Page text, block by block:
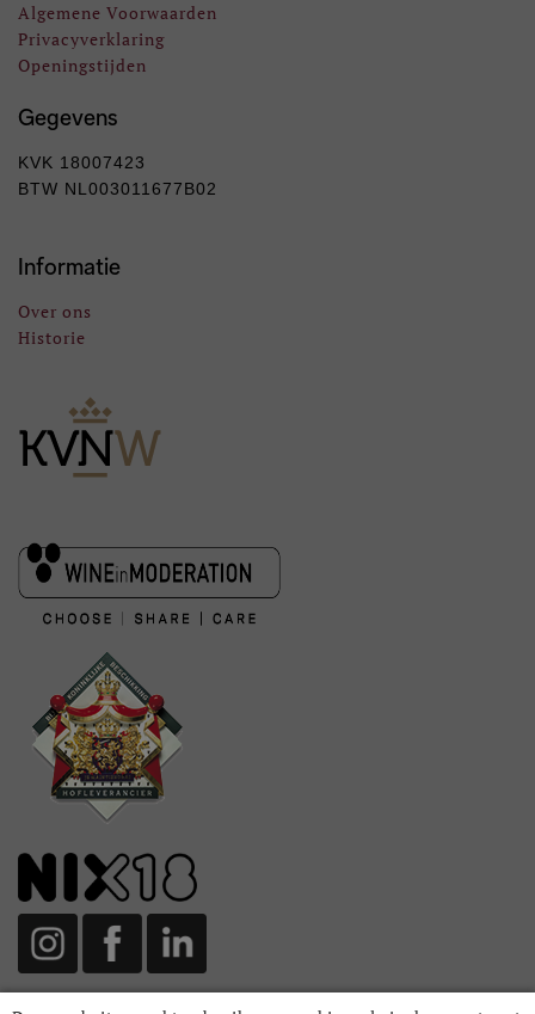
Algemene Voorwaarden
Privacyverklaring
Openingstijden
Gegevens
KVK 18007423
BTW NL003011677B02
Informatie
Over ons
Historie